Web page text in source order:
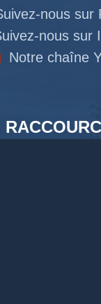
nous sur
nous sur
Notre chaîne